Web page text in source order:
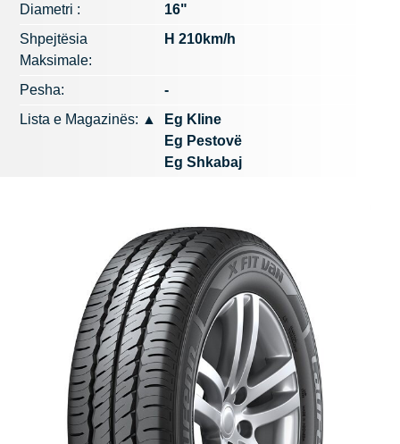
Diametri :
16"
Shpejtësia
Maksimale:
H 210km/h
Pesha:
-
Lista e Magazinës: ▲
Eg Kline
Eg Pestovë
Eg Shkabaj